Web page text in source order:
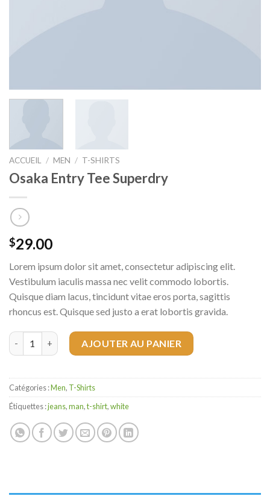
ACCUEIL / MEN / T-SHIRTS
Osaka Entry Tee Superdry
$29.00
Lorem ipsum dolor sit amet, consectetur adipiscing elit.
Vestibulum iaculis massa nec velit commodo lobortis.
Quisque diam lacus, tincidunt vitae eros porta, sagittis
rhoncus est. Quisque sed justo a erat lobortis gravida.
quantité de Osaka Entry Tee Superdry
AJOUTER AU PANIER
Catégories :Men, T-Shirts
Étiquettes :jeans,man,t-shirt,white